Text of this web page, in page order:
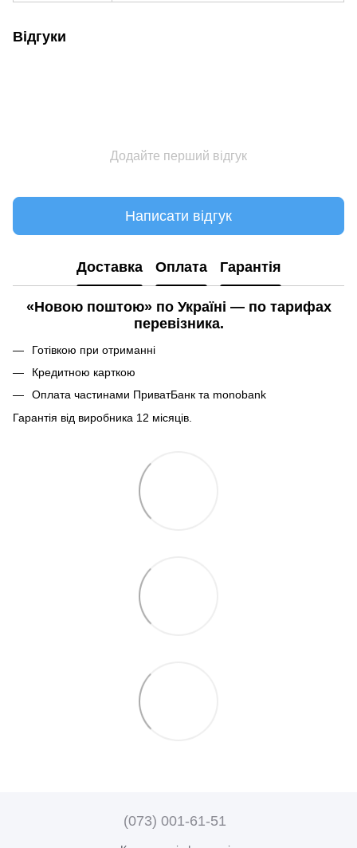
Відгуки
Додайте перший відгук
Написати відгук
Доставка Оплата Гарантія
«Новою поштою» по Україні — по тарифах
перевізника.
Готівкою при отриманні
Кредитною карткою
Оплата частинами ПриватБанк та monobank
Гарантія від виробника 12 місяців.
(073) 001-61-51